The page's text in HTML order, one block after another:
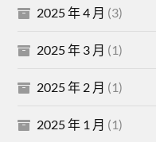
2025 年 4 月 (3)
2025 年 3 月 (1)
2025 年 2 月 (1)
2025 年 1 月 (1)